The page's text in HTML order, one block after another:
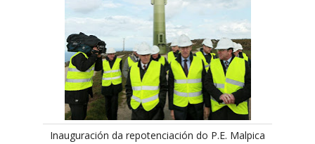
Inauguración da repotenciación do P.E. Malpica